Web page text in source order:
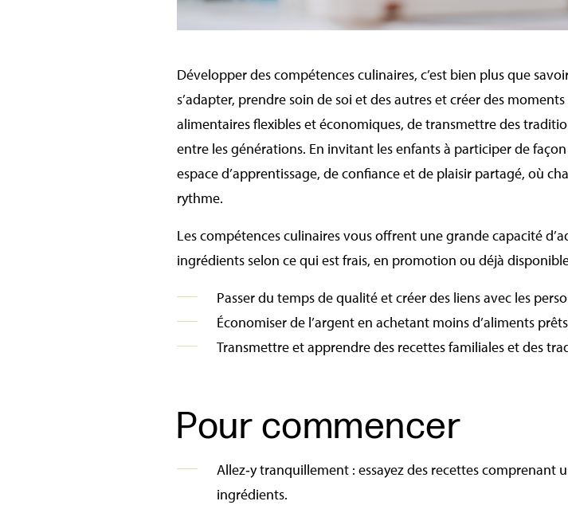
Développer des compétences culinaires, c’est bien plus que
s’adapter, prendre soin de soi et des autres et créer des
alimentaires flexibles et économiques, de transmettre des
entre les générations. En invitant les enfants à participer de
espace d’apprentissage, de confiance et de plaisir partagé, où
rythme.
Les compétences culinaires vous offrent une grande capacité
ingrédients selon ce qui est frais, en promotion ou déjà
Passer du temps de qualité et créer des liens avec les
Économiser de l’argent en achetant moins d’aliments
Transmettre et apprendre des recettes familiales et des
Pour commencer
Allez‑y tranquillement : essayez des recettes
ingrédients.